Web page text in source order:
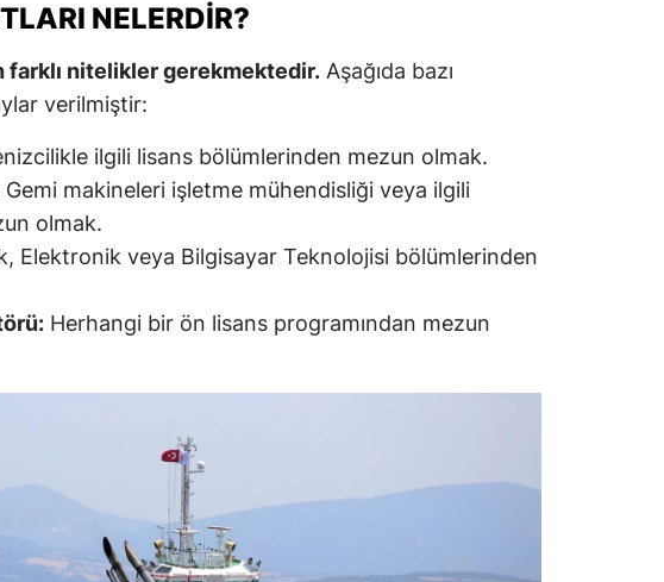
Sinop
Sivas
Tekirdağ
Tunceli
Yozgat
NELERDIR?
farklı nitelikler gerekmektedir. Aşağıda bazı
verilmiştir:
ilgili lisans bölümlerinden mezun olmak.
Gemi makineleri işletme mühendisliği veya ilgili
olmak.
Elektronik veya Bilgisayar Teknolojisi bölümlerinden
Herhangi bir ön lisans programından mezun